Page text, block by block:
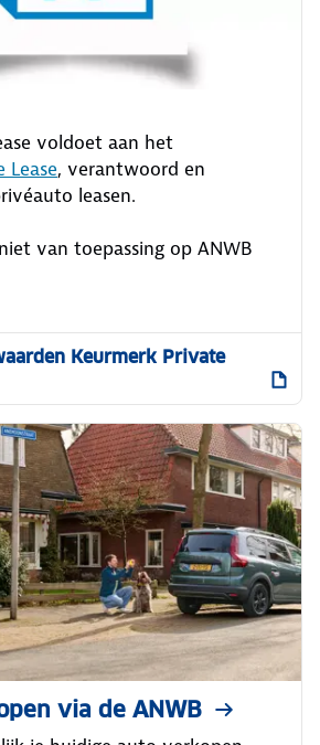
voldoet aan het
Lease, verantwoord en
leasen.
van toepassing op ANWB
Keurmerk Private
via de ANWB